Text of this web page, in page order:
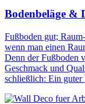
Bodenbeläge &
Fußboden gut;
wenn man einen
Denn der Fuß­boden
Geschmack und
schließlich: Ein